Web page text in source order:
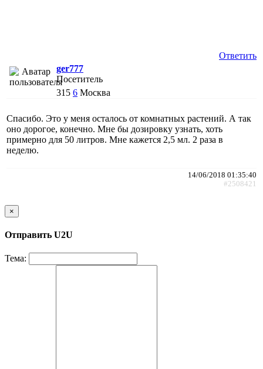
Ответить
ger777
Посетитель
315 6 Москва
Спасибо. Это у меня осталось от комнатных растений. А так
оно дорогое, конечно. Мне бы дозировку узнать, хоть
примерно для 50 литров. Мне кажется 2,5 мл. 2 раза в
неделю.
14/06/2018 01:35:40
#2508421
×
Отправить U2U
Тема: